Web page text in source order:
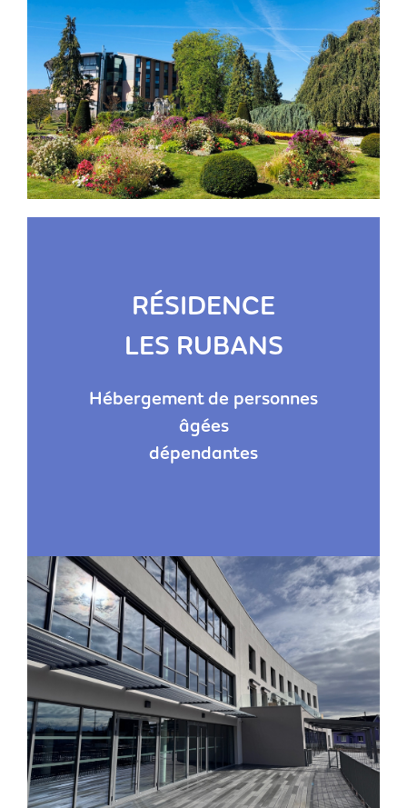
RÉSIDENCE
LES RUBANS
Hébergement de personnes
âgées
dépendantes